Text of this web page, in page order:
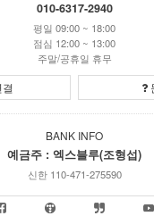
010-6317-2940
평일 09:00 ~ 18:00
점심 12:00 ~ 13:00
주말/공휴일 휴무
BANK INFO
예금주 : 엑스블루(조형섭)
신한 110-471-275590